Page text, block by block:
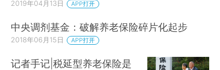
2019年04月13日 APP打开
中央调剂基金：破解养老保险碎片化起步
2018年06月15日 APP打开
记者手记|税延型养老保险是